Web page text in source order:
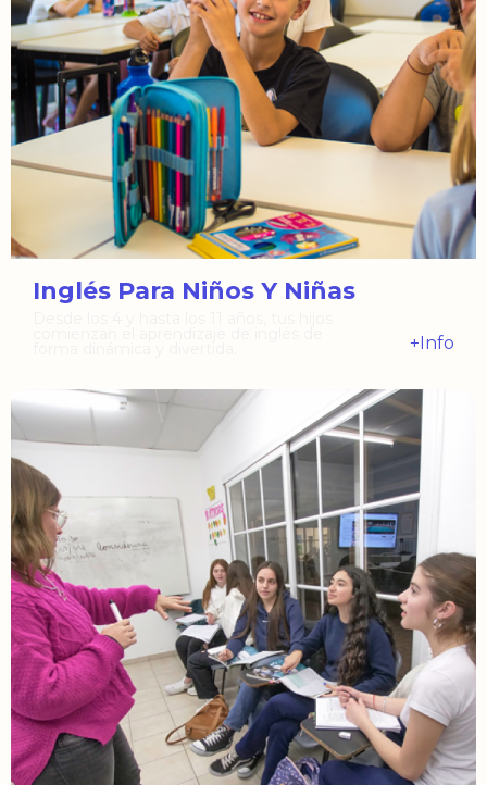
Inglés Para Niños Y Niñas
+Info